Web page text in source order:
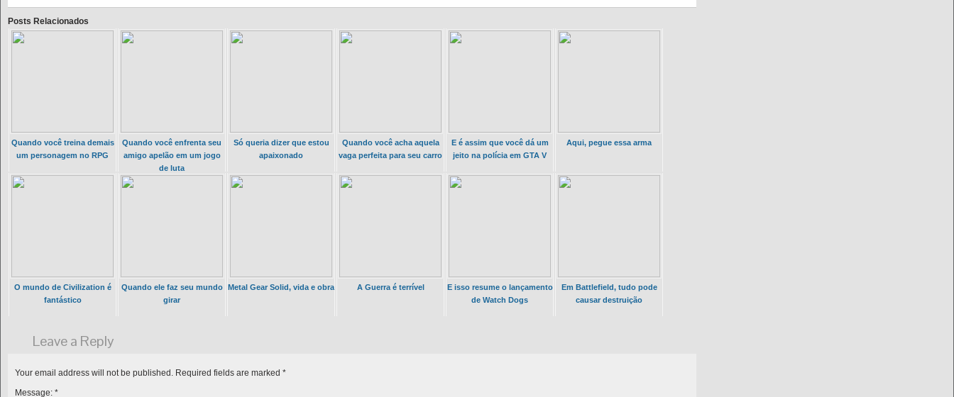
Posts Relacionados
Quando você treina demais
um personagem no RPG
Quando você enfrenta seu
amigo apelão em um jogo
de luta
Só queria dizer que estou
apaixonado
Quando você acha aquela
vaga perfeita para seu carro
E é assim que você dá um
jeito na polícia em GTA V
Aqui, pegue essa arma
O mundo de Civilization é
fantástico
Quando ele faz seu mundo
girar
Metal Gear Solid, vida e obra A Guerra é terrível
E isso resume o lançamento
de Watch Dogs
Em Battlefield, tudo pode
causar destruição
Leave a Reply
Your email address will not be published. Required fields are marked *
Message: *